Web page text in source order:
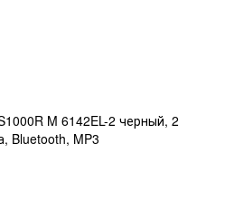
M 6142EL-2 черный, 2
Bluetooth, MP3